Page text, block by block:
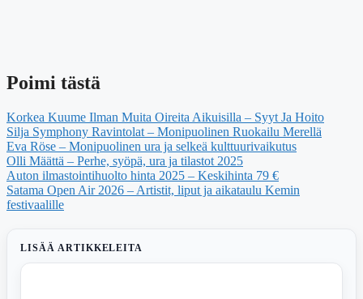
Poimi tästä
Korkea Kuume Ilman Muita Oireita Aikuisilla – Syyt Ja Hoito
Silja Symphony Ravintolat – Monipuolinen Ruokailu Merellä
Eva Röse – Monipuolinen ura ja selkeä kulttuurivaikutus
Olli Määttä – Perhe, syöpä, ura ja tilastot 2025
Auton ilmastointihuolto hinta 2025 – Keskihinta 79 €
Satama Open Air 2026 – Artistit, liput ja aikataulu Kemin
festivaalille
LISÄÄ ARTIKKELEITA